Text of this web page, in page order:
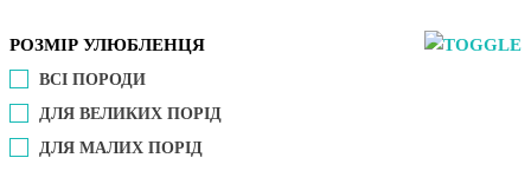
РОЗМІР УЛЮБЛЕНЦЯ
ВСІ ПОРОДИ
ДЛЯ ВЕЛИКИХ ПОРІД
ДЛЯ МАЛИХ ПОРІД